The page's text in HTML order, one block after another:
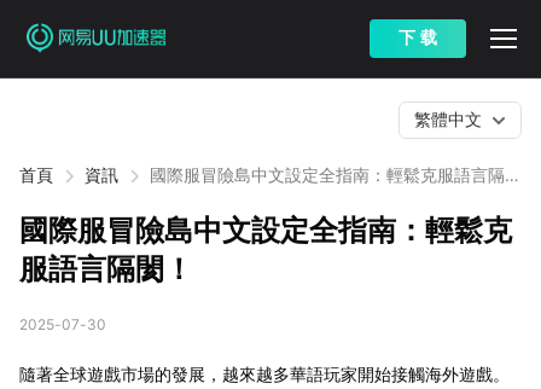
下 载
首頁 資訊
國際服冒險島中文設定全指南：輕鬆克服語言隔
繁體中文
國際服冒險島中文設定全指南：輕鬆克
服語言隔閡！
2025-07-30
隨著全球遊戲市場的發展，越來越多華語玩家開始接觸海外遊戲。